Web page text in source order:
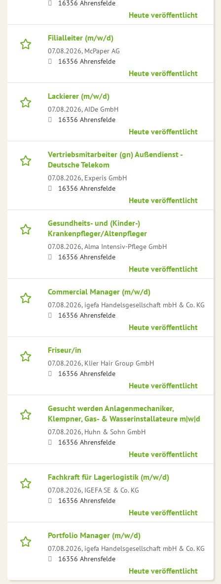
16356 Ahrensfelde
Heute veröffentlicht
Filialleiter (m/w/d)
07.08.2026, McPaper AG
16356 Ahrensfelde
Heute veröffentlicht
Lackierer (m/w/d)
07.08.2026,AIDe GmbH
16356 Ahrensfelde
Heute veröffentlicht
Vertriebsmitarbeiter (gn) Außendienst -
Deutsche Telekom
07.08.2026, Experis GmbH
16356 Ahrensfelde
Heute veröffentlicht
Gesundheits- und (Kinder-)
Krankenpfleger/Altenpfleger
07.08.2026,Alma Intensiv-Pflege GmbH
16356 Ahrensfelde
Heute veröffentlicht
Commercial Manager (m/w/d)
07.08.2026, igefa Handelsgesellschaft mbH & Co. KG
16356 Ahrensfelde
Heute veröffentlicht
Friseur/in
07.08.2026, Klier Hair Group GmbH
16356 Ahrensfelde
Heute veröffentlicht
Gesucht werden Anlagenmechaniker,
Klempner, Gas- & Wasserinstallateure m|w|d
07.08.2026, Huhn & Sohn GmbH
16356 Ahrensfelde
Heute veröffentlicht
Fachkraft für Lagerlogistik (m/w/d)
07.08.2026, IGEFA SE & Co. KG
16356 Ahrensfelde
Heute veröffentlicht
Portfolio Manager (m/w/d)
07.08.2026, igefa Handelsgesellschaft mbH & Co. KG
16356 Ahrensfelde
Heute veröffentlicht